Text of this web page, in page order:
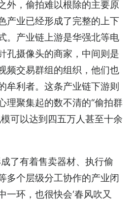
外，偷拍难以根除的主要原
产业已经形成了完整的上下
。产业链上游是华强北等电
孔摄像头的商家，中间则是
频交易群组的组织，他们也
牟利者。这条产业链下游则
理聚集起的数不清的“偷拍群
可以达到四五万人甚至十余
了有着售卖器材、执行偷
多个层级分工协作的产业闭
一环，也很快会‘春风吹又